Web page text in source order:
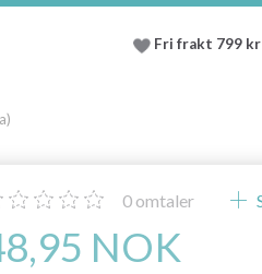
Fri frakt 799 kr
0 omtaler
NOK